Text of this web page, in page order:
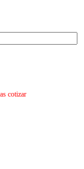
cotizar